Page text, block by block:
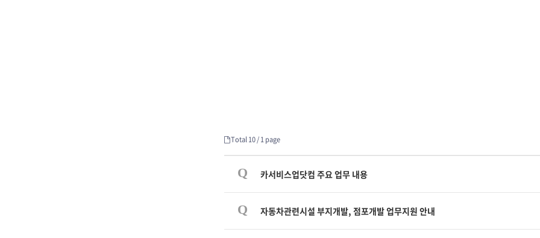
Total 10 /1 page
Q 카서비스업닷컴 주요 업무 내용
Q 자동차관련시설 부지개발, 점포개발 업무지원 안내